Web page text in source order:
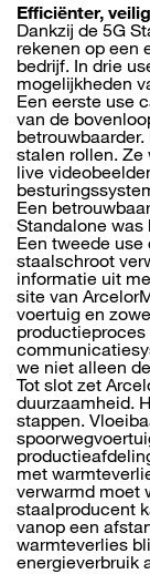
Efficiënter,
Dankzij de 5G
rekenen op een
bedrijf. In drie
mogelijkheden
Een eerste use
van de
stalen rollen. Ze
live
Een
Standalone was
Een tweede
staalschroot
informatie uit
site van
voertuig en
we niet alleen
Tot slot zet
duurzaamheid.
stappen.
met
verwarmd moet
staalproducent
vanop een
warmteverlies
energieverbruik